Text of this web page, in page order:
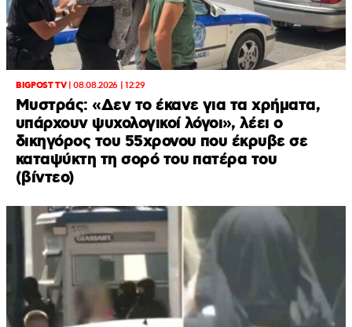
BIGPOST TV|08.08.2026 | 12:29
Μυστράς: «Δεν το έκανε για τα χρήματα,
υπάρχουν ψυχολογικοί λόγοι», λέει ο
δικηγόρος του 55χρονου που έκρυβε σε
καταψύκτη τη σορό του πατέρα του
(βίντεο)